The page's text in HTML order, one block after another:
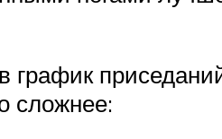
график
сложнее: